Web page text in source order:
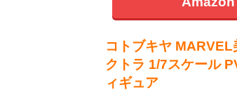
コトブキヤ
クトラ 1/7スケール
ィギュア